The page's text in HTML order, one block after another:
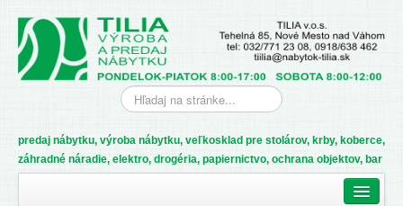
predaj nábytku, výroba nábytku, veľkosklad pre stolárov, krby, koberce,
záhradné náradie, elektro, drogéria, papiernictvo, ochrana objektov, bar